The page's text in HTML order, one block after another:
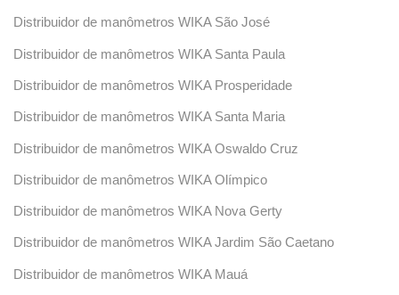
Distribuidor de manômetros WIKA São José
Distribuidor de manômetros WIKA Santa Paula
Distribuidor de manômetros WIKA Prosperidade
Distribuidor de manômetros WIKA Santa Maria
Distribuidor de manômetros WIKA Oswaldo Cruz
Distribuidor de manômetros WIKA Olímpico
Distribuidor de manômetros WIKA Nova Gerty
Distribuidor de manômetros WIKA Jardim São Caetano
Distribuidor de manômetros WIKA Mauá